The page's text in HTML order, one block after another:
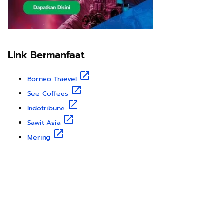
Link Bermanfaat
Borneo Traevel
See Coffees
Indotribune
Sawit Asia
Mering